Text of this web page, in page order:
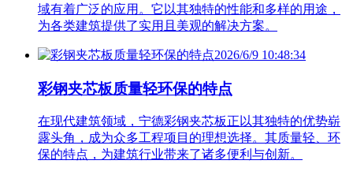
域有着广泛的应用。它以其独特的性能和多样的用途，
为各类建筑提供了实用且美观的解决方案。
2026/6/9 10:48:34
彩钢夹芯板质量轻环保的特点
在现代建筑领域，宁德彩钢夹芯板正以其独特的优势崭
露头角，成为众多工程项目的理想选择。其质量轻、环
保的特点，为建筑行业带来了诸多便利与创新。